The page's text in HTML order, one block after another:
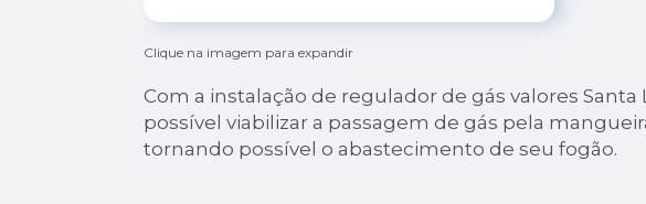
Clique na imagem para expandir
Com a instalação de regulador de gás valores Santa
possível viabilizar a passagem de gás pela
tornando possível o abastecimento de seu fogão.